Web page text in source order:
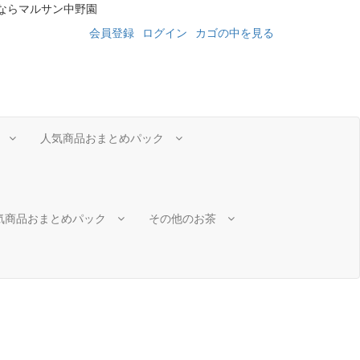
らマルサン中野園
会員登録 ログイン カゴの中を見る
人気商品おまとめパック
商品おまとめパック その他のお茶